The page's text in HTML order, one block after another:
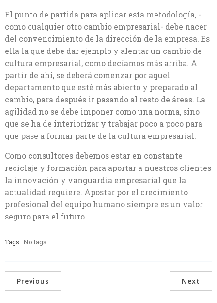
El punto de partida para aplicar esta metodología, -
como cualquier otro cambio empresarial- debe nacer
del convencimiento de la dirección de la empresa. Es
ella la que debe dar ejemplo y alentar un cambio de
cultura empresarial, como decíamos más arriba. A
partir de ahí, se deberá comenzar por aquel
departamento que esté más abierto y preparado al
cambio, para después ir pasando al resto de áreas. La
agilidad no se debe imponer como una norma, sino
que se ha de interiorizar y trabajar poco a poco para
que pase a formar parte de la cultura empresarial.
Como consultores debemos estar en constante
reciclaje y formación para aportar a nuestros clientes
la innovación y vanguardia empresarial que la
actualidad requiere. Apostar por el crecimiento
profesional del equipo humano siempre es un valor
seguro para el futuro.
Tags: No tags
Previous Next